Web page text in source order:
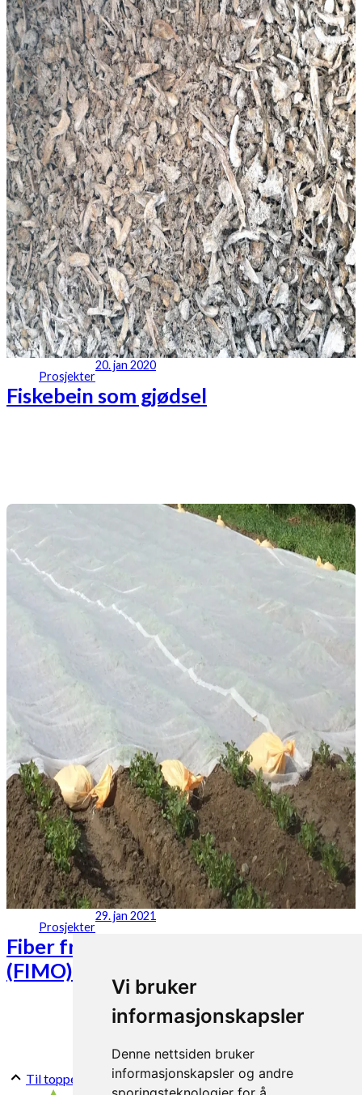
Vi bruker
informasjonskapsler
Denne nettsiden bruker
informasjonskapsler og andre
Prosjekter
20. jan 2020
Fiskebein som gjødsel
Prosjekter
29. jan 2021
Fiber fra havet gir mold i jorda
(FIMO)
Til toppen